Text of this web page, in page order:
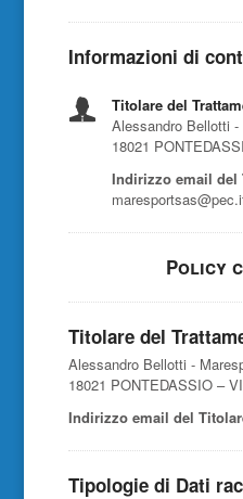
Informazioni di
Titolare del
Alessandro Bellotti
18021
Indirizzo email del
Policy
Titolare del
Alessandro Bellotti -
18021 PONTEDASSIO –
Indirizzo email del
Tipologie di Dati